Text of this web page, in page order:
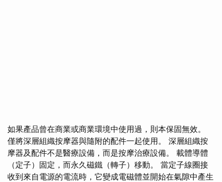
如果產品曾在商業或商業環境中使用過，則本保固無效。
僅將深層組織按摩器與隨附的配件一起使用。 深層組織按
摩器及配件不是醫療設備，而是按摩治療設備。 載體導體
（定子）固定，而永久磁鐵（轉子）移動。 當定子線圈接
收到來自電源的電流時，它變成電磁體並開始在氣隙中產生